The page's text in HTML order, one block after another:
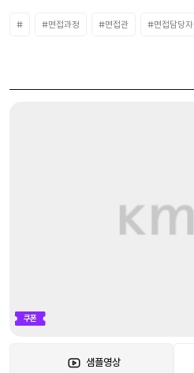
# #면접과정 #면접관 #면접담당자
쿠폰
샘플영상